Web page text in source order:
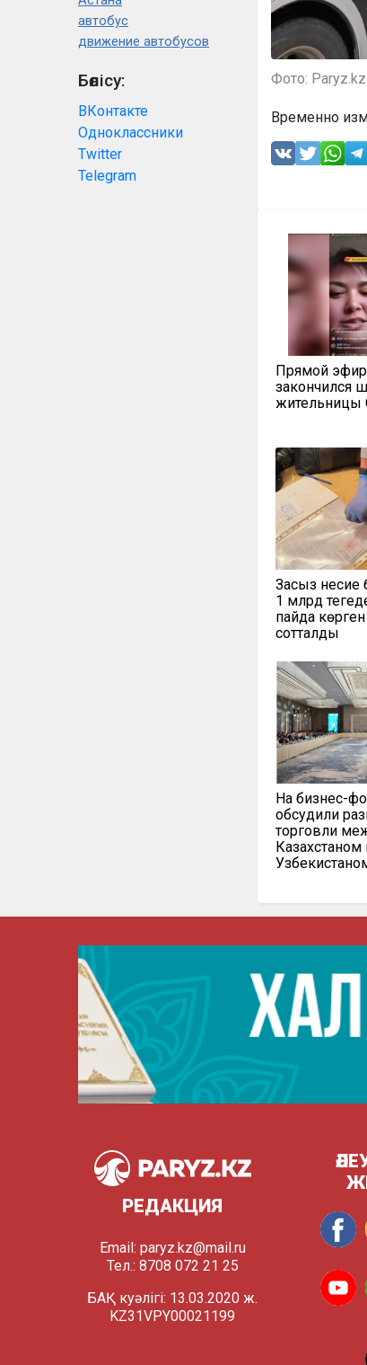
автобус
движение автобусов
Бөлісу:
ВКонтакте
Одноклассники
Twitter
Telegram
Фото: Paryz.kz
Временно
Прямой
закончился
жительницы
Заңсыз
1 млрд
пайда
сотталды
На бизнес-
обсудили
торговли
Казахстаном
РЕДАКЦИЯ
Email: paryz.kz@mail.ru
Тел.: 8708 072 21 25
БАҚ куәлігі: 13.03.2020 ж.
KZ31VPY00021199